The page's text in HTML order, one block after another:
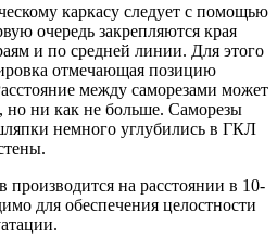
каркасу следует с помощью
очередь закрепляются края
и по средней линии. Для этого
отмечающая позицию
между саморезами может
но ни как не больше. Саморезы
немного углубились в ГКЛ
на расстоянии в 10-
для обеспечения целостности